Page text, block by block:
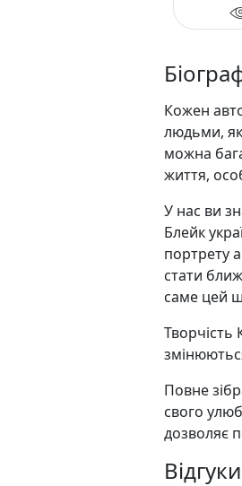
Кожен
людьми,
можна
життя,
У нас ви
Блейк
портрету
стати
саме цей
Творчість
Повне
свого
дозволяє